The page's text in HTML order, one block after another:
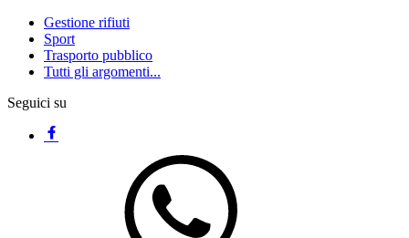
Gestione rifiuti
Sport
Trasporto pubblico
Tutti gli argomenti...
Seguici su